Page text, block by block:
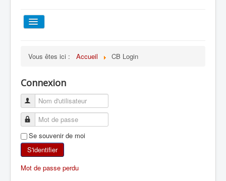
ESCALADE
ALPINISME
SKI DE RANDONNÉE
RANDONNÉE PÉDESTRE
Vous êtes ici : Accueil CB Login
Connexion
Se souvenir de moi
S'identifier
Mot de passe perdu